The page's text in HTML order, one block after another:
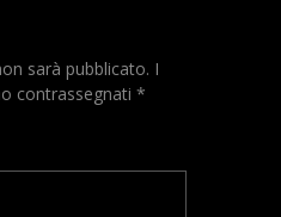
sarà pubblicato. I
contrassegnati *